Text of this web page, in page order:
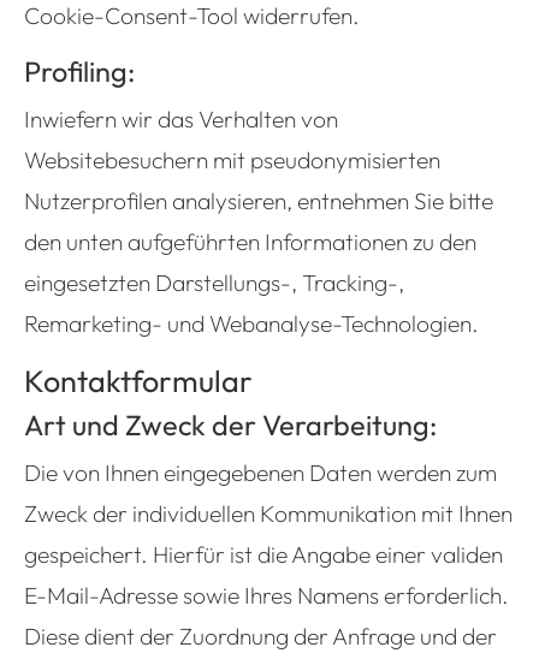
Cookie-Consent-Tool widerrufen.
Profiling:
Inwiefern wir das Verhalten von
Websitebesuchern mit pseudonymisierten
Nutzerprofilen analysieren, entnehmen Sie bitte
den unten aufgeführten Informationen zu den
eingesetzten Darstellungs-, Tracking-,
Remarketing- und Webanalyse-Technologien.
Kontaktformular
Art und Zweck der Verarbeitung:
Die von Ihnen eingegebenen Daten werden zum
Zweck der individuellen Kommunikation mit Ihnen
gespeichert. Hierfür ist die Angabe einer validen
E-Mail-Adresse sowie Ihres Namens erforderlich.
Diese dient der Zuordnung der Anfrage und der